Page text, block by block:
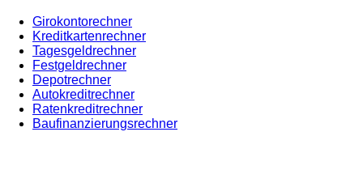
Girokontorechner
Kreditkartenrechner
Tagesgeldrechner
Festgeldrechner
Depotrechner
Autokreditrechner
Ratenkreditrechner
Baufinanzierungsrechner